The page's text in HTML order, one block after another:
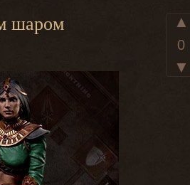
▲
0
▼
шаром